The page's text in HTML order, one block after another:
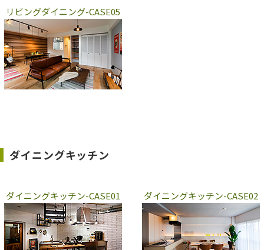
リビングダイニング-CASE05
ダイニングキッチン
ダイニングキッチン-CASE01 ダイニングキッチン-CASE02